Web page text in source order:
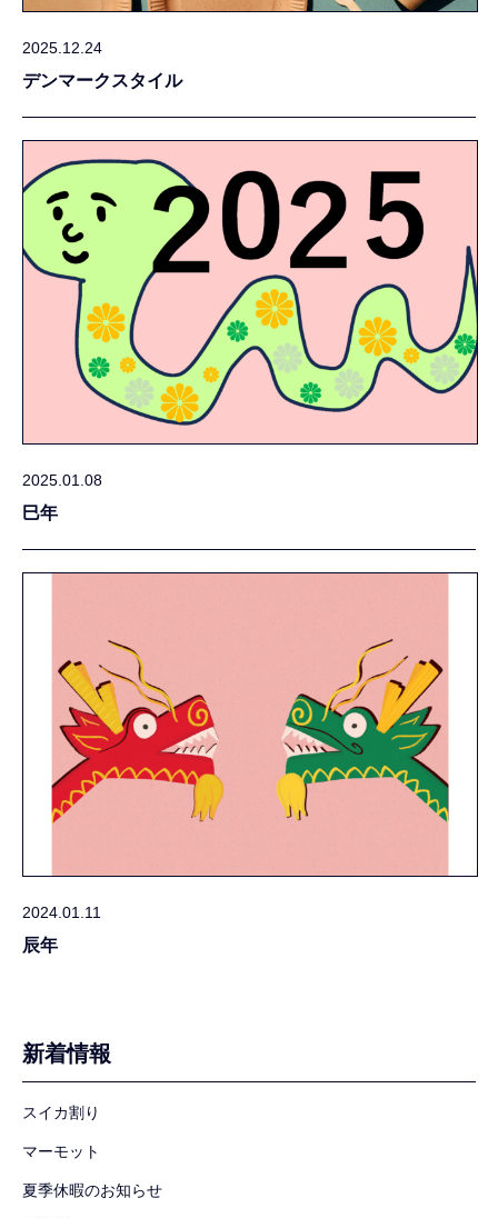
2025.12.24
デンマークスタイル
2025.01.08
巳年
2024.01.11
辰年
新着情報
スイカ割り
マーモット
夏季休暇のお知らせ